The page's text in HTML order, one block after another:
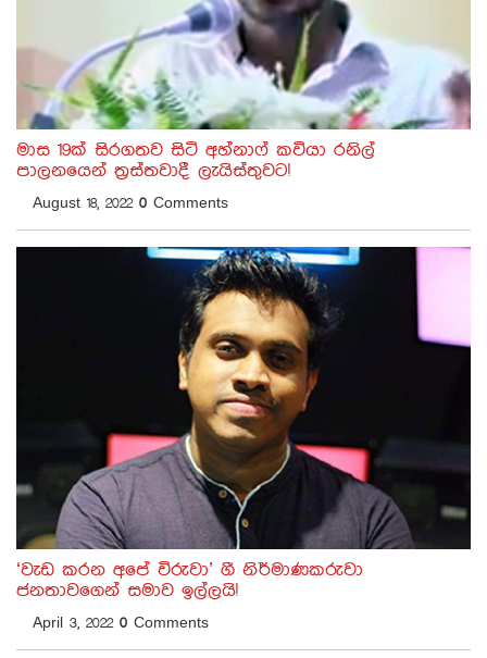
මාස 19ක් සිරගතව සිටි අහ්නාෆ් කවියා රනිල්
පාලනයෙන් ත්‍රස්තවාදී ලැයිස්තුවට!
August 18, 2022 0 Comments
‘වැඩ කරන අපේ විරුවා’ ගී නිර්මාණකරුවා
ජනතාවගෙන් සමාව ඉල්ලයි!
April 3, 2022 0 Comments